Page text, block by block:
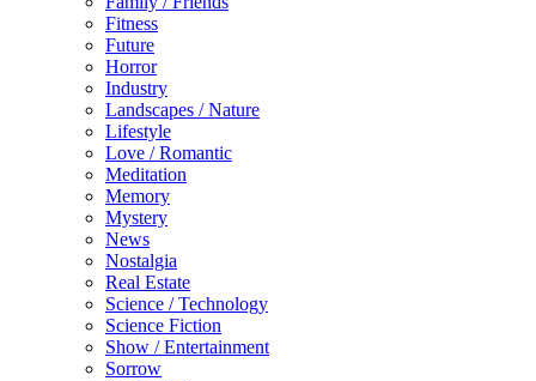
Fitness
Future
Horror
Industry
Landscapes / Nature
Lifestyle
Love / Romantic
Meditation
Memory
Mystery
News
Nostalgia
Real Estate
Science / Technology
Science Fiction
Show / Entertainment
Sorrow